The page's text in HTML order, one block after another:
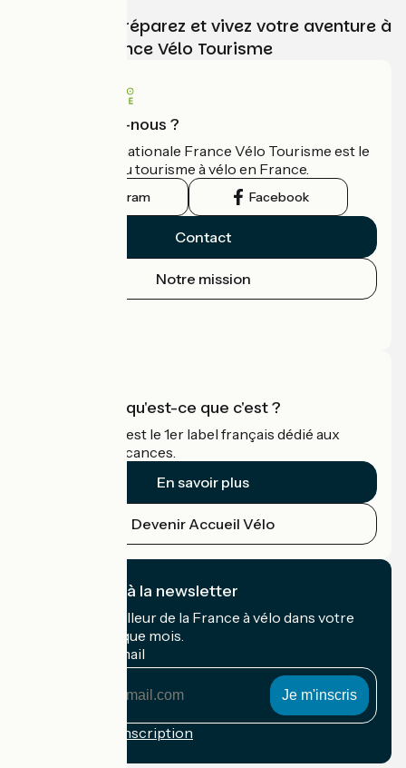
Choisissez, préparez et vivez votre aventure à
vélo avec France Vélo Tourisme
Qui sommes-nous ?
L'association nationale France Vélo Tourisme est le
guide officiel du tourisme à vélo en France.
Instagram Facebook
Contact
Notre mission
Accueil Vélo qu'est-ce que c'est ?
Accueil Vélo c'est le 1er label français dédié aux
cyclistes en vacances.
En savoir plus
Devenir Accueil Vélo
Je m'abonne à la newsletter
Recevez le meilleur de la France à vélo dans votre
boîte mail chaque mois.
Mon adresse mail
Conditions d'inscription